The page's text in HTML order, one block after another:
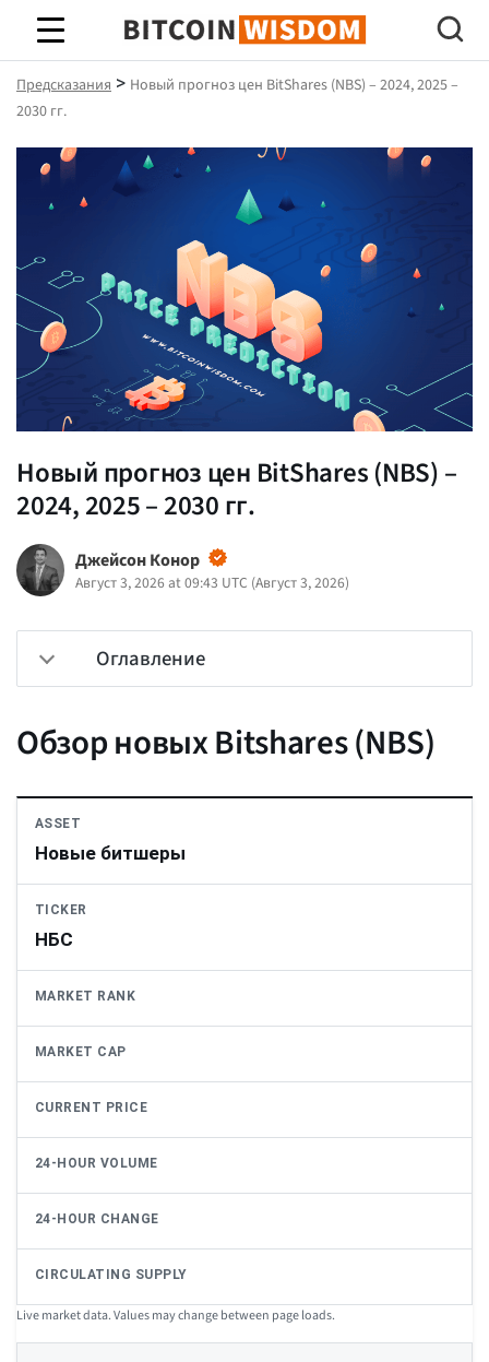
Биткойн Мудрость
Предсказания > Новый прогноз цен BitShares (NBS) – 2024, 2025 –
2030 гг.
Новый прогноз цен BitShares (NBS) –
2024, 2025 – 2030 гг.
Джейсон Конор
Август 3, 2026 at 09:43 UTC (Август 3, 2026)
Оглавление
Обзор новых Bitshares (NBS)
ASSET
Новые битшеры
TICKER
НБС
MARKET RANK
MARKET CAP
CURRENT PRICE
24-HOUR VOLUME
24-HOUR CHANGE
CIRCULATING SUPPLY
Live market data. Values may change between page loads.